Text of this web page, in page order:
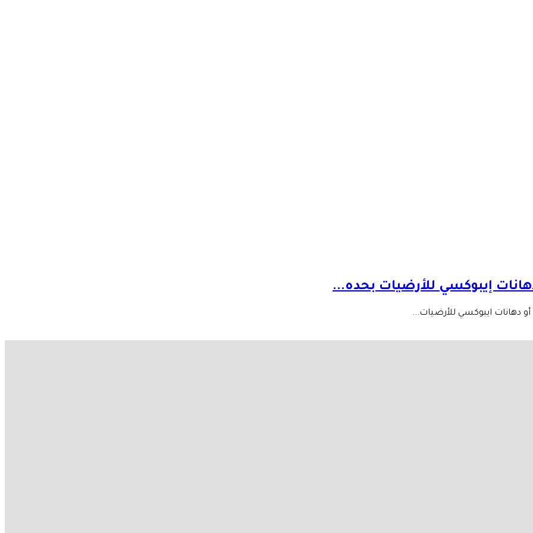
دهانات ايبوكسي للأرضيات...